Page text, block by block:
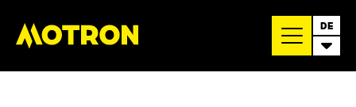
DE